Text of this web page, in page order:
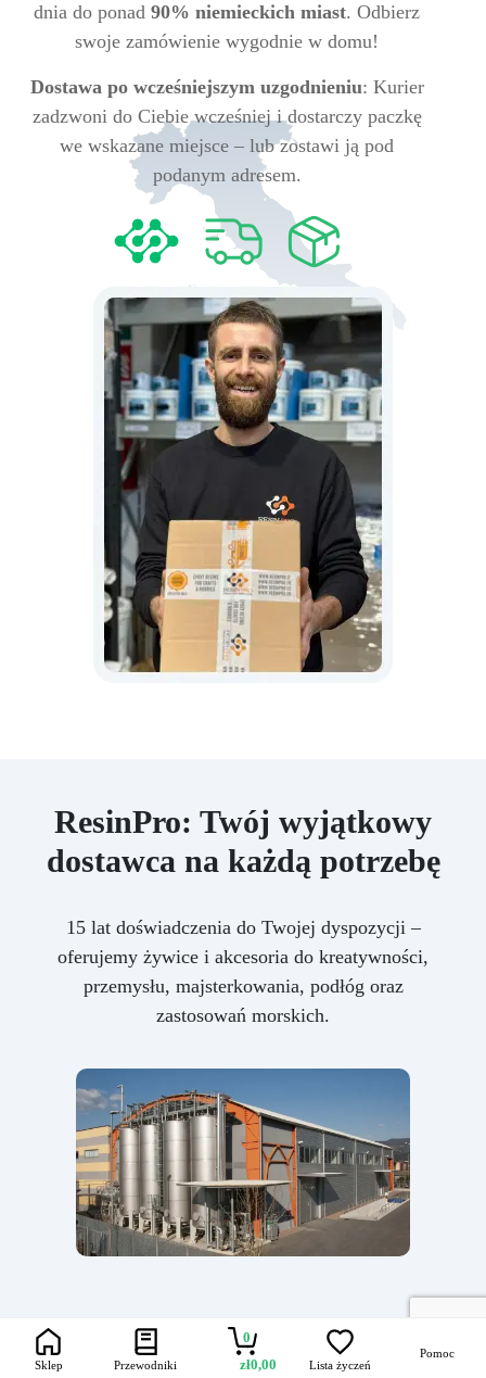
dnia do ponad 90% niemieckich miast. Odbierz
swoje zamówienie wygodnie w domu!
Dostawa po wcześniejszym uzgodnieniu: Kurier
zadzwoni do Ciebie wcześniej i dostarczy paczkę
we wskazane miejsce – lub zostawi ją pod
podanym adresem.
ResinPro: Twój wyjątkowy
dostawca na każdą potrzebę
15 lat doświadczenia do Twojej dyspozycji –
oferujemy żywice i akcesoria do kreatywności,
przemysłu, majsterkowania, podłóg oraz
zastosowań morskich.
Sklep Przewodniki
0
zł0,00 Lista życzeń
Pomoc